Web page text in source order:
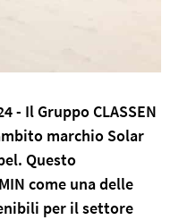
- Il Gruppo CLASSEN
marchio Solar
Questo
come una delle
per il settore